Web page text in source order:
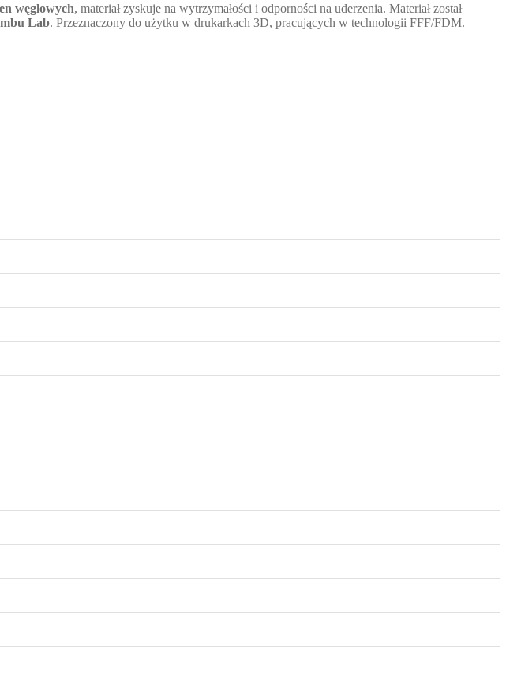
węglowych, materiał zyskuje na wytrzymałości i odporności na uderzenia. Materiał został
Lab. Przeznaczony do użytku w drukarkach 3D, pracujących w technologii FFF/FDM.